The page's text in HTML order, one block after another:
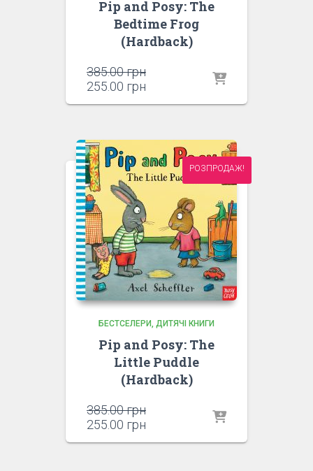
Pip and Posy: The
Bedtime Frog
(Hardback)
385.00грнОригінальна
255.00 грн
РОЗПРОДАЖ!
БЕСТСЕЛЕРИ ДИТЯЧІ КНИГИ
Pip and Posy: The
Little Puddle
(Hardback)
385.00грнОригінальна
255.00 грн